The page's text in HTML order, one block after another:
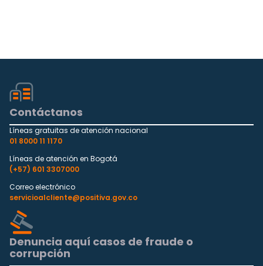
Contáctanos
Líneas gratuitas de atención nacional
01 8000 11 1170
Líneas de atención en Bogotá
(+57) 601 3307000
Correo electrónico
servicioalcliente@positiva.gov.co
Denuncia aquí casos de fraude o
corrupción